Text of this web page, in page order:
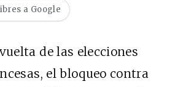
a Google
de las elecciones
el bloqueo contra